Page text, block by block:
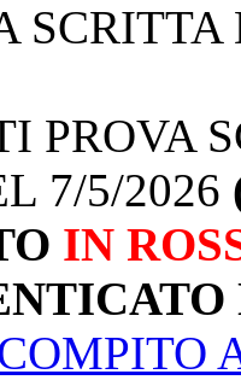
PROVA
7/5/2026
IN